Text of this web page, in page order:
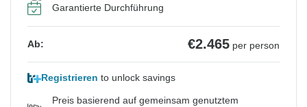
Garantierte Durchführung
Ab: €2.465 per person
Registrieren to unlock savings
Preis basierend auf gemeinsam genutztem